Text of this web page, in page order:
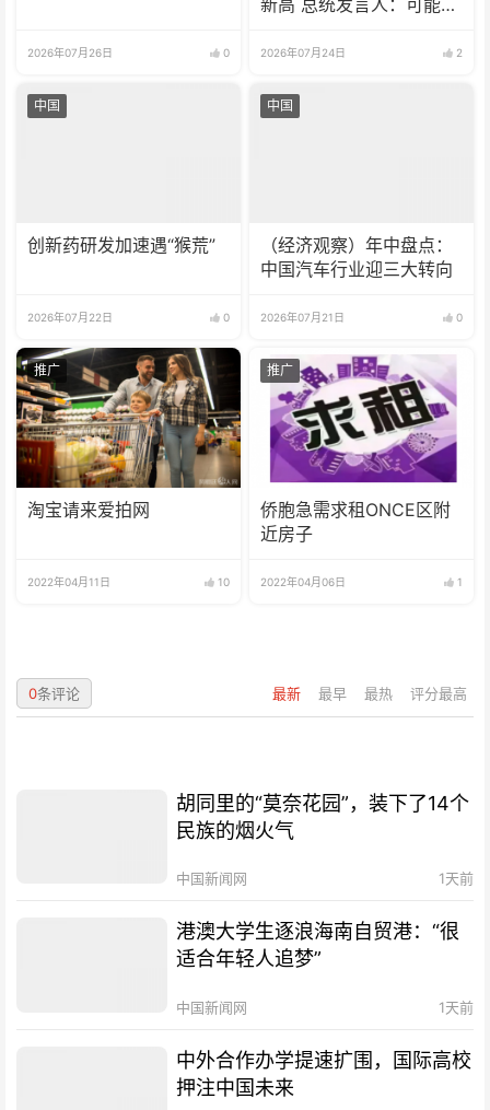
2026年07月26日 0
新高 总统发言人：可能会
2026年07月24日 2
中国
创新药研发加速遇“猴荒”
2026年07月22日 0
中国
（经济观察）年中盘点：
中国汽车行业迎三大转向
2026年07月21日 0
推广
淘宝请来爱拍网
2022年04月11日 10
推广
侨胞急需求租ONCE区附
近房子
2022年04月06日 1
最新 最早 最热 评分最高
0条评论
胡同里的“莫奈花园”，装下了14个
民族的烟火气
中国新闻网 1天前
港澳大学生逐浪海南自贸港：“很
适合年轻人追梦”
中国新闻网 1天前
中外合作办学提速扩围，国际高校
押注中国未来